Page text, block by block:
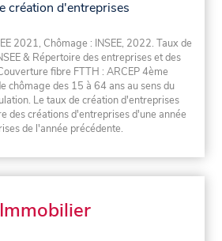
création d'entreprises
2021, Chômage : INSEE, 2022. Taux de
& Répertoire des entreprises et des
fibre FTTH : ARCEP 4ème
chômage des 15 à 64 ans au sens du
Le taux de création d'entreprises
des créations d'entreprises d'une année
de l'année précédente.
Immobilier